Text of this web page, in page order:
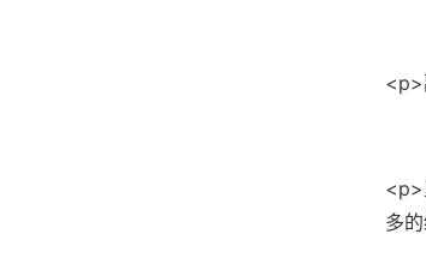
<p>
<p>
多